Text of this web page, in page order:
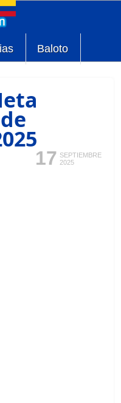
Baloto
17 SEPTIEMBRE
2025